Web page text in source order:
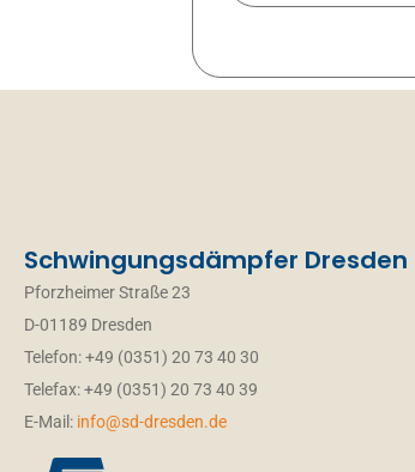
Schwingungsdämpfer Dresden
Pforzheimer Straße 23
D-01189 Dresden
Telefon: +49 (0351) 20 73 40 30
Telefax: +49 (0351) 20 73 40 39
E-Mail: info@sd-dresden.de